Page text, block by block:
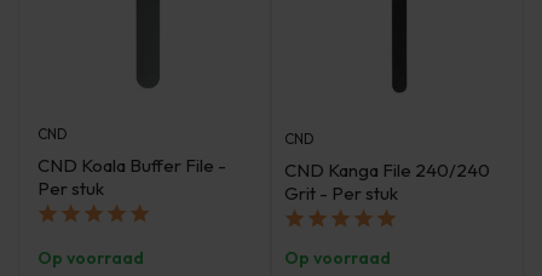
CND
CND Koala Buffer File -
Per stuk
Op voorraad
CND
CND Kanga File 240/240
Grit - Per stuk
Op voorraad